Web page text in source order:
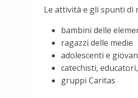
Le attività e gli spunti di
bambini delle
ragazzi delle medie
adolescenti e
catechisti,
gruppi Caritas